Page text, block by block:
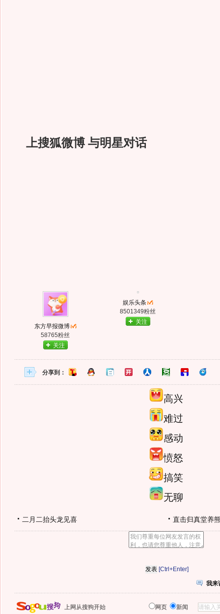
上搜狐微博 与明星对话
东方早报微博
58765粉丝
关注
娱乐头条
8501349粉丝
关注
分享到：
高兴
难过
感动
愤怒
搞笑
无聊
二月二抬头龙见喜 直击归真堂养
[Ctrl+Enter]
我来
上网从搜狗开始 网页 新闻